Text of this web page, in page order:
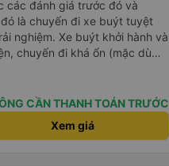
Chuyện gì xảy ra với
và tôi đang nói về nó. ạn
nghĩ tài xế đã giúp tôi vì nhìn
nghĩ rằng sẽ rất nguy hiểm
các bạn rất nhiều.
các đánh giá trước đó và
là chuyến đi xe buýt tuyệt
nghiệm. Xe buýt khởi hành và
chuyến đi khá ổn (mặc dù
của Việt Nam ^^), và chỗ
CẦN THANH TOÁN TRƯỚC
Xem giá